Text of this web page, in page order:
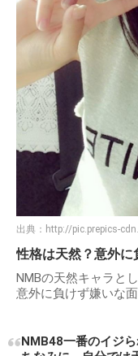
出典： http://pic.prepics-
性格は天然？意外に
NMBの天然キャラと
意外に負けず嫌いな
NMB48一番のイジ